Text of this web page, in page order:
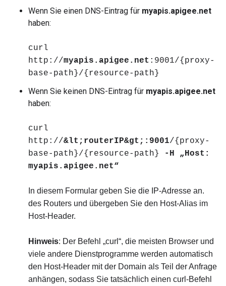
Wenn Sie einen DNS-Eintrag für myapis.apigee.net
haben:
curl
http://myapis.apigee.net :9001/{proxy-
base-path}/{resource-path}
Wenn Sie keinen DNS-Eintrag für myapis.apigee.net
haben:
curl
http://&lt;routerIP&gt;:9001/{proxy-
base-path}/{resource-path}
-H „Host:
myapis.apigee.net“
In diesem Formular geben Sie die IP-Adresse an.
des Routers und übergeben Sie den Host-Alias im
Host-Header.
Hinweis: Der Befehl „curl“, die meisten Browser und
viele andere Dienstprogramme werden automatisch
den Host-Header mit der Domain als Teil der Anfrage
anhängen, sodass Sie tatsächlich einen curl-Befehl